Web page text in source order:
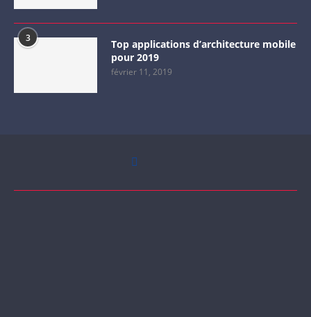
3
Top applications d’architecture mobile
pour 2019
février 11, 2019